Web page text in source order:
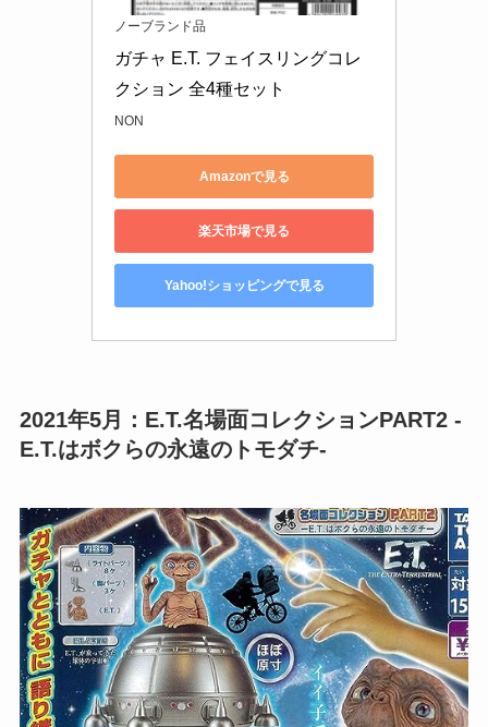
ノーブランド品
ガチャ E.T. フェイスリングコレ
クション 全4種セット
NON
Amazonで見る
楽天市場で見る
Yahoo!ショッピングで見る
2021年5月：E.T.名場面コレクションPART2 -
E.T.はボクらの永遠のトモダチ-